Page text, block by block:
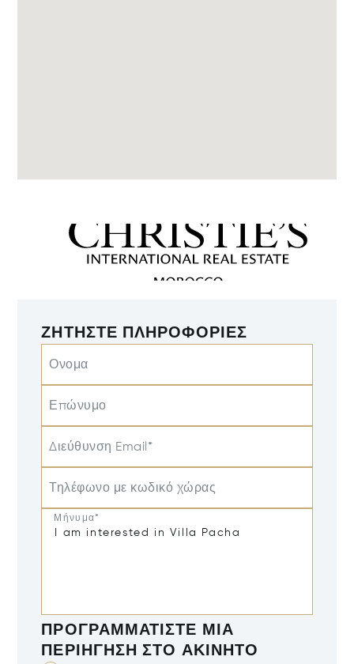
ΖΗΤΉΣΤΕ ΠΛΗΡΟΦΟΡΊΕΣ
Ονομα
Επώνυμο
Διεύθυνση Email*
Τηλέφωνο με κωδικό χώρας
Μήνυμα*
ΠΡΟΓΡΑΜΜΑΤΊΣΤΕ ΜΙΑ
ΠΕΡΙΉΓΗΣΗ ΣΤΟ ΑΚΊΝΗΤΟ